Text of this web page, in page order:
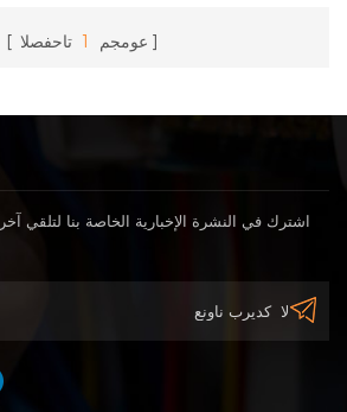
عومجم 1 تاحفصلا
اشترك في النشرة الإخبارية الخاصة بنا لتلقي